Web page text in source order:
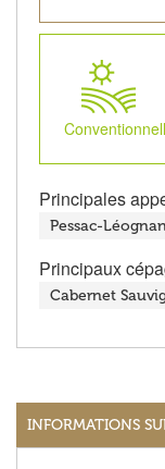
Principales
Pessac-
Principaux
Cabernet
INFORMATIONS